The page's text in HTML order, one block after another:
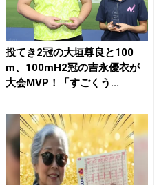
投てき2冠の大垣尊良と100
m、100mH2冠の吉永優衣が
大会MVP！「すごくう...